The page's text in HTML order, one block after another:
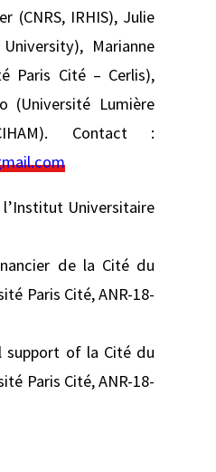
(CNRS, IRHIS), Julie
Marianne
Paris Cité – Cerlis),
(Université Lumière
Contact :
Universitaire
de la Cité du
Paris Cité, ANR-18-
support of la Cité du
Paris Cité, ANR-18-